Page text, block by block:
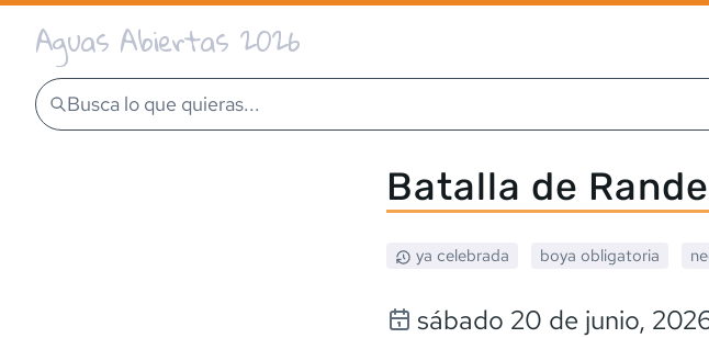
Aguas Abiertas 2026
Busca lo que quieras...
Batalla de Rande
ya celebrada boya obligatoria
sábado 20 de junio,